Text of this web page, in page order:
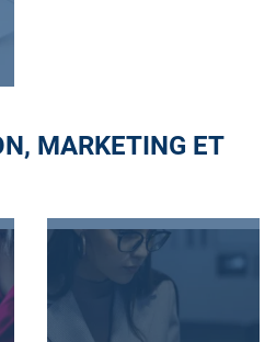
MARKETING ET